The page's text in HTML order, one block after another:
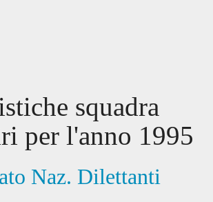
squadra
per l'anno 1995
Naz. Dilettanti